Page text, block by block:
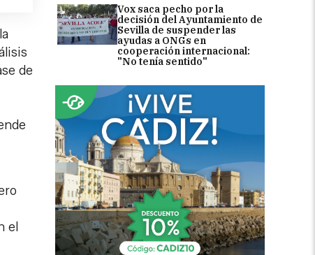
Vox saca pecho por la
decisión del Ayuntamiento de
Sevilla de suspender las
ayudas a ONGs en
cooperación internacional:
"No tenía sentido"
de
el